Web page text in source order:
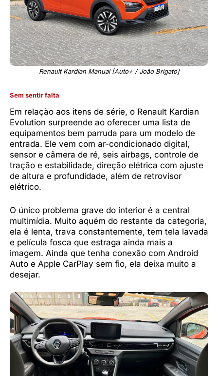
Renault Kardian Manual [Auto+ / João Brigato]
Sem sentir falta
Em relação aos itens de série, o Renault Kardian
Evolution surpreende ao oferecer uma lista de
equipamentos bem parruda para um modelo de
entrada. Ele vem com ar-condicionado digital,
sensor e câmera de ré, seis airbags, controle de
tração e estabilidade, direção elétrica com ajuste
de altura e profundidade, além de retrovisor
elétrico.
O único problema grave do interior é a central
multimídia. Muito aquém do restante da categoria,
ela é lenta, trava constantemente, tem tela lavada
e película fosca que estraga ainda mais a
imagem. Ainda que tenha conexão com Android
Auto e Apple CarPlay sem fio, ela deixa muito a
desejar.